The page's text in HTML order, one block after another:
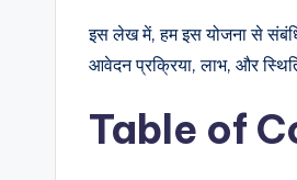
इस लेख में, हम इस योजना से
आवेदन प्रक्रिया, लाभ, और
Table of